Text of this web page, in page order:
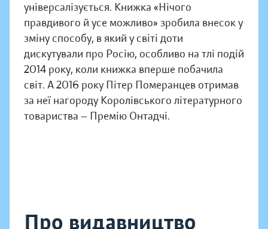
універсалізується. Книжка «Нічого
правдивого й усе можливо» зробила внесок у
зміну способу, в який у світі доти
дискутували про Росію, особливо на тлі подій
2014 року, коли книжка вперше побачила
світ. А 2016 року Пітер Померанцев отримав
за неї нагороду Королівського літературного
товариства — Премію Онтадчі.
Про видавництво